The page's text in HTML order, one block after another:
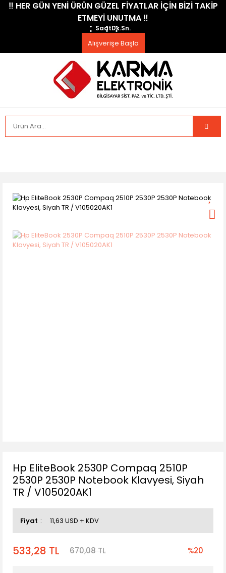
​‼️​ HER GÜN YENİ ÜRÜN GÜZEL FİYATLAR İÇİN BİZİ TAKİP
ETMEYİ UNUTMA ​‼️​
SaatDk.Sn.
Alışverişe Başla
Hp EliteBook 2530P Compaq 2510P
2530P 2530P Notebook Klavyesi, Siyah
TR / V105020AK1
Fiyat 11,63 USD + KDV
533,28 TL 670,08 TL %20